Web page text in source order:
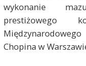
wykonanie
Chopina w